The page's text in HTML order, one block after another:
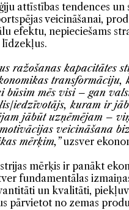
attīstības tendences
veicināšanai,
efektu, nepieciešams
līdzekļus.
ražošanas
būsim mēs visi – gan
iedzīvotājs, kuram ir
jābūt uzņēmējam –
veicināšana
mērķim,”uzsver
mērķis ir panākt
fundamentālas
un kvalitāti,
pārvietot no zemas